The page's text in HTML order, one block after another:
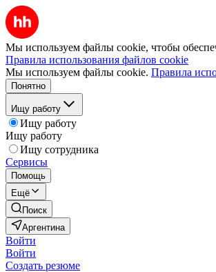
Мы используем файлы cookie, чтобы
Правила использования файлов cookie
Мы используем файлы cookie. Правила
Понятно
Ищу работу
Ищу работу
Ищу работу
Ищу сотрудника
Сервисы
Помощь
Ещё
Поиск
Аргентина
Войти
Войти
Создать резюме